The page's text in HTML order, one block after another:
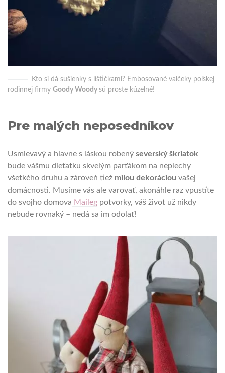
Kto si dá sušienky s líštičkami? Embosované valčeky poľskej
rodinnej firmy Goody Woody sú proste kúzelné!
Pre malých neposedníkov
Usmievavý a hlavne s láskou robený severský škriatok
bude vášmu dieťatku skvelým parťákom na neplechy
všetkého druhu a zároveň tiež milou dekoráciou vašej
domácnosti. Musíme vás ale varovať, akonáhle raz vpustíte
do svojho domova Maileg potvorky, váš život už nikdy
nebude rovnaký – nedá sa im odolať!